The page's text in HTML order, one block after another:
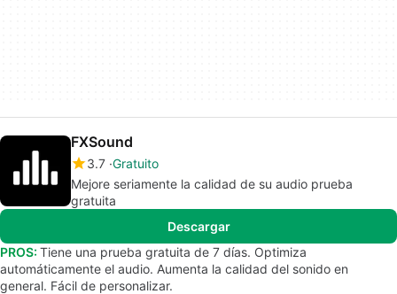
FXSound
3.7 Gratuito
Mejore seriamente la calidad de su audio prueba
gratuita
Descargar
PROS: Tiene una prueba gratuita de 7 días. Optimiza
automáticamente el audio. Aumenta la calidad del sonido en
general. Fácil de personalizar.